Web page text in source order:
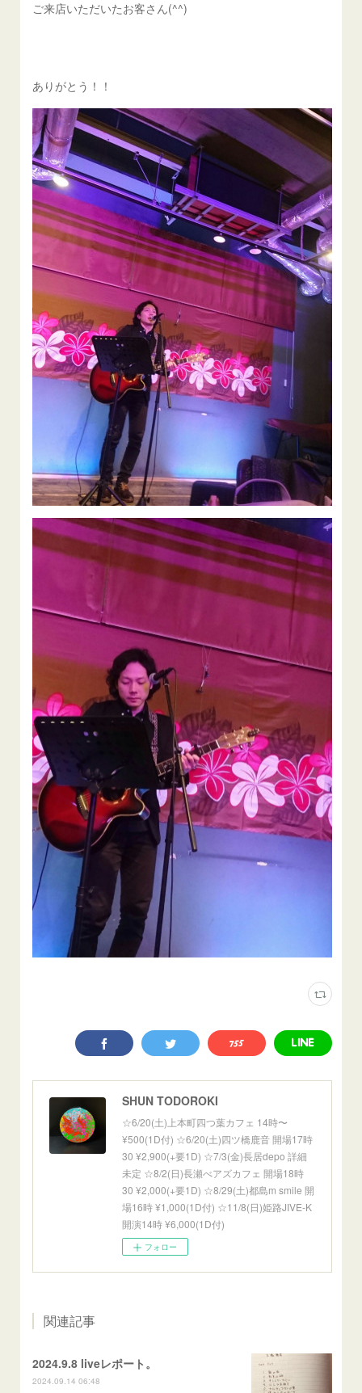
ご来店いただいたお客さん(^^)
ありがとう！！
SHUN TODOROKI
☆6/20(土)上本町四つ葉カフェ 14時〜
¥500(1D付) ☆6/20(土)四ツ橋鹿音 開場17時
30 ¥2,900(+要1D) ☆7/3(金)長居depo 詳細
未定 ☆8/2(日)長瀬べアズカフェ 開場18時
30 ¥2,000(+要1D) ☆8/29(土)都島m smile 開
場16時 ¥1,000(1D付) ☆11/8(日)姫路JIVE-K
開演14時 ¥6,000(1D付)
フォロー
関連記事
2024.9.8 liveレポート。
2024.09.14 06:48